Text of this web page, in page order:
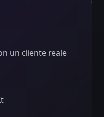
un cliente reale